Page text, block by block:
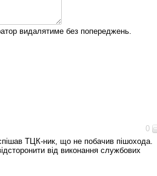
видалятиме без попереджень.
0
ТЦК-ник, що не побачив пішохода.
від виконання службових